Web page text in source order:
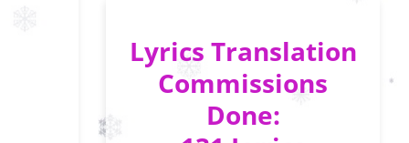
Lyrics Translation
Commissions
Done: